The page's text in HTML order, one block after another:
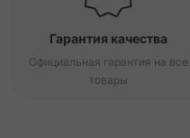
Гарантия качества
Официальная гарантия на все
товары